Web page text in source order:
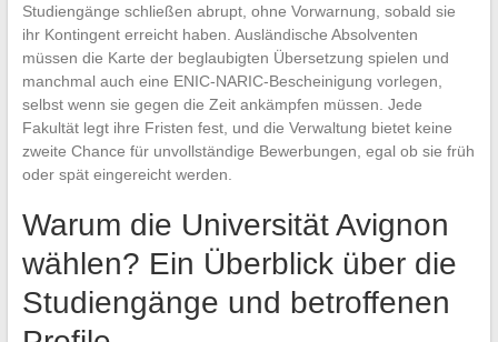
Studiengänge schließen abrupt, ohne Vorwarnung, sobald sie
ihr Kontingent erreicht haben. Ausländische Absolventen
müssen die Karte der beglaubigten Übersetzung spielen und
manchmal auch eine ENIC-NARIC-Bescheinigung vorlegen,
selbst wenn sie gegen die Zeit ankämpfen müssen. Jede
Fakultät legt ihre Fristen fest, und die Verwaltung bietet keine
zweite Chance für unvollständige Bewerbungen, egal ob sie früh
oder spät eingereicht werden.
Warum die Universität Avignon
wählen? Ein Überblick über die
Studiengänge und betroffenen